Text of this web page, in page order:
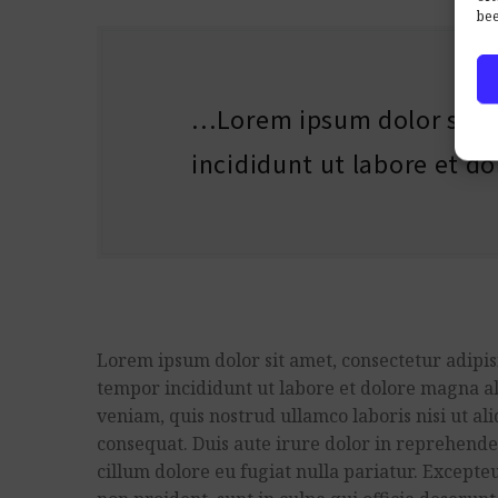
…Lorem ipsum dolor sit
incididunt ut labore et
Lorem ipsum dolor sit amet, consectetur
tempor incididunt ut labore et dolore magna
veniam, quis nostrud ullamco laboris nisi ut
consequat. Duis aute irure dolor in
cillum dolore eu fugiat nulla pariatur.